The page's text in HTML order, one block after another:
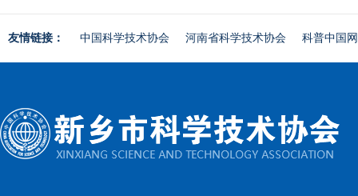
友情链接： 中国科学技术协会 河南省科学技术协会 科普中国网